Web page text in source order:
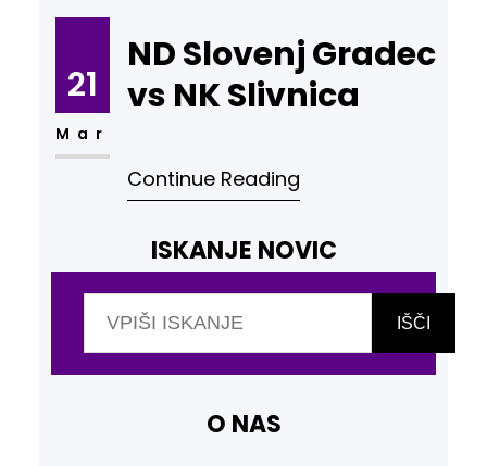
21
Mar
ND Slovenj Gradec
vs NK Slivnica
Continue Reading
ISKANJE NOVIC
IŠČI
O NAS